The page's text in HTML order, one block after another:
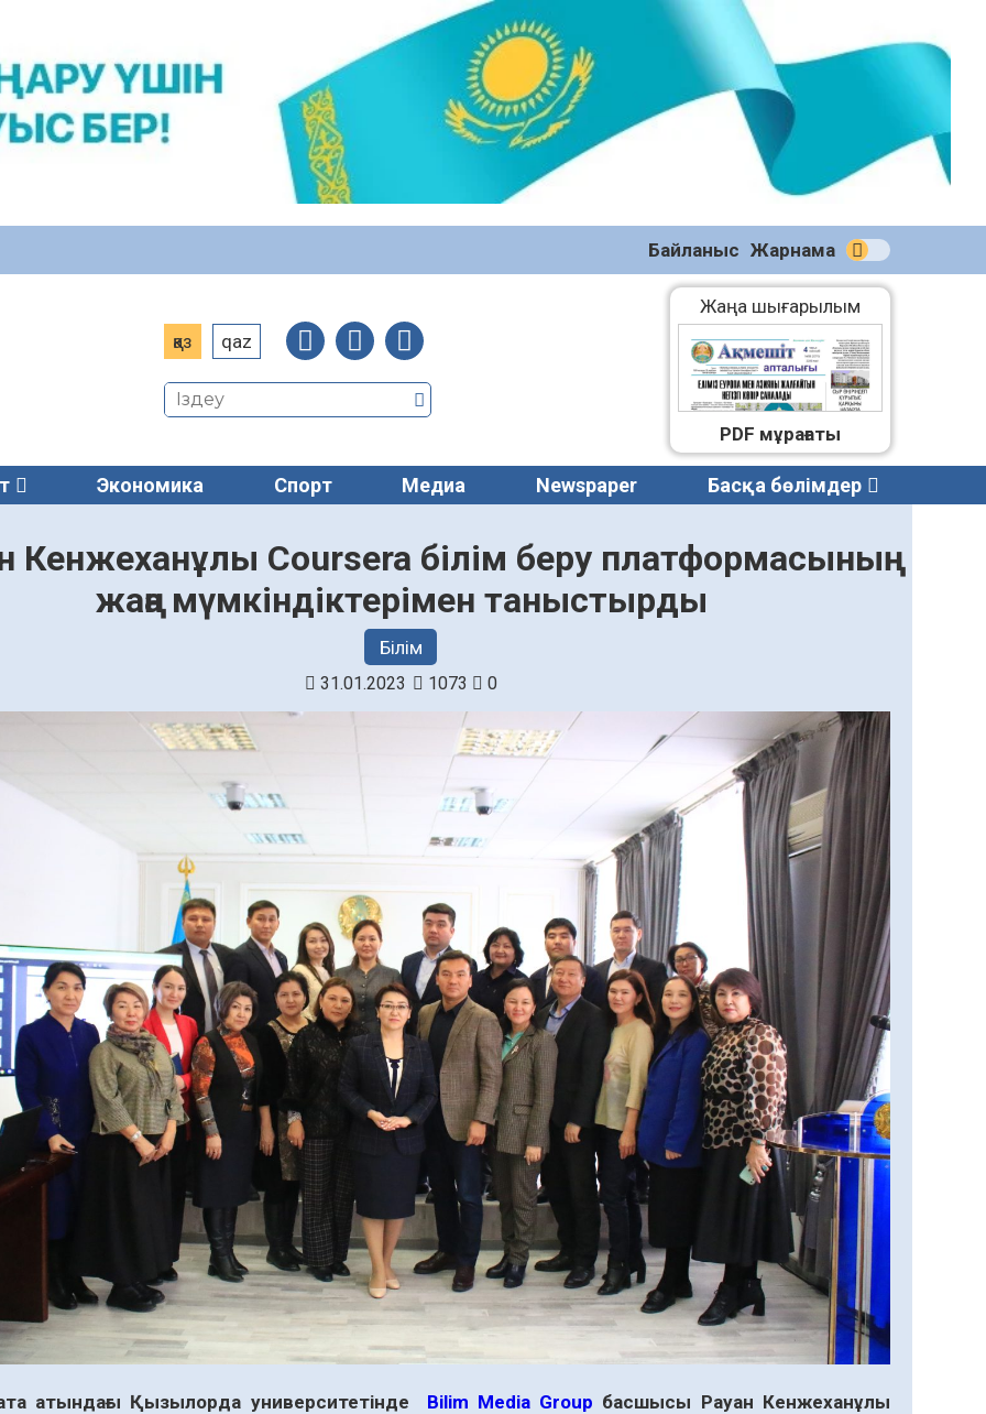
Байланыс Жарнама
қаз qaz
Жаңа шығарылым
(2270)
04.08.2026
PDF мұрағаты
Экономика Спорт Медиа Newspaper Басқа бөлімдер
Кенжеханұлы Coursera білім беру платформасының
жаңа мүмкіндіктерімен таныстырды
Білім
31.01.2023 1073 0
атындағы Қызылорда университетінде Bilim Media Group басшысы Рауан Кенжеханұлы